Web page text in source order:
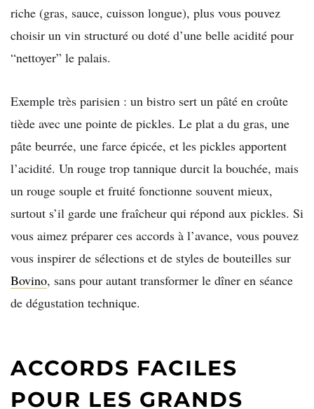
riche (gras, sauce, cuisson longue), plus vous pouvez
choisir un vin structuré ou doté d’une belle acidité pour
“nettoyer” le palais.
Exemple très parisien : un bistro sert un pâté en croûte
tiède avec une pointe de pickles. Le plat a du gras, une
pâte beurrée, une farce épicée, et les pickles apportent
l’acidité. Un rouge trop tannique durcit la bouchée, mais
un rouge souple et fruité fonctionne souvent mieux,
surtout s’il garde une fraîcheur qui répond aux pickles. Si
vous aimez préparer ces accords à l’avance, vous pouvez
vous inspirer de sélections et de styles de bouteilles sur
Bovino, sans pour autant transformer le dîner en séance
de dégustation technique.
ACCORDS FACILES
POUR LES GRANDS